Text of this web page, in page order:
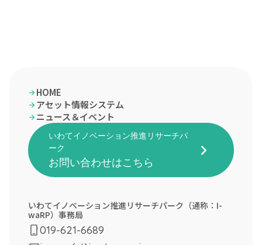
arrow_forwardHOME
arrow_forwardアセット情報システム
arrow_forwardニュース＆イベント
いわてイノベーション推進リサーチパ
ーク
お問い合わせはこちら
keyboard_arrow_right
いわてイノベーション推進リサーチパーク（通称：I-
waRP）事務局
mobile_3019-621-6689